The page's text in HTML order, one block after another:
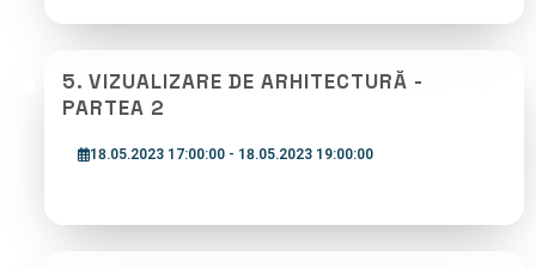
5. VIZUALIZARE DE ARHITECTURĂ -
PARTEA 2
18.05.2023 17:00:00 - 18.05.2023 19:00:00